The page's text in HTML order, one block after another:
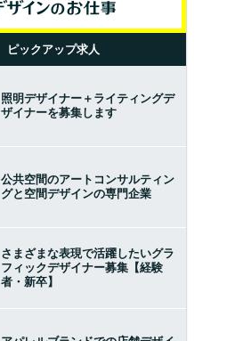
ピックアップ求人
照明デザイナー＋ライティングデ
ザイナーを募集します
公共空間のアートコンサルティン
グと空間デザインの専門企業
さまざまな表現で活躍したいグラ
フィックデザイナー募集【経験
者・新卒】